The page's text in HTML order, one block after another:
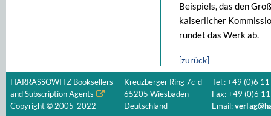
Beispiels, das den
kaiserlicher
rundet das Werk ab.
[zurück]
HARRASSOWITZ Booksellers
and Subscription Agents
Copyright © 2005-2022
Kreuzberger Ring 7c-d
65205 Wiesbaden
Deutschland
Tel.: +49 (0)6
Fax: +49 (0)6
Email: